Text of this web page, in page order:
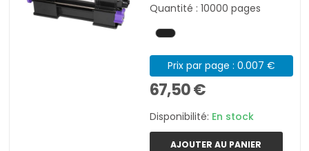
Quantité : 10000 pages
Prix par page : 0.007 €
67,50 €
Disponibilité: En stock
AJOUTER AU PANIER